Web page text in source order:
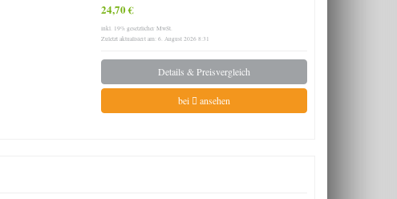
24,70 €
inkl. 19% gesetzlicher MwSt.
Zuletzt aktualisiert am: 6. August 2026 8:31
Details & Preisvergleich
bei ansehen